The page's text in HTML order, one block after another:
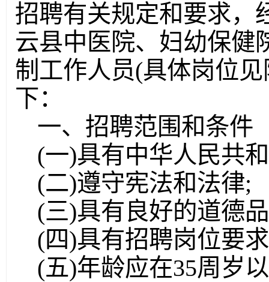
招聘有关规定和要求，
云县中医院、妇幼保健
制工作人员(具体岗位
下：
一、招聘范围和条件
(一)具有中华人民共
(二)遵守宪法和法律;
(三)具有良好的道德
(四)具有招聘岗位要
(五)年龄应在35周岁